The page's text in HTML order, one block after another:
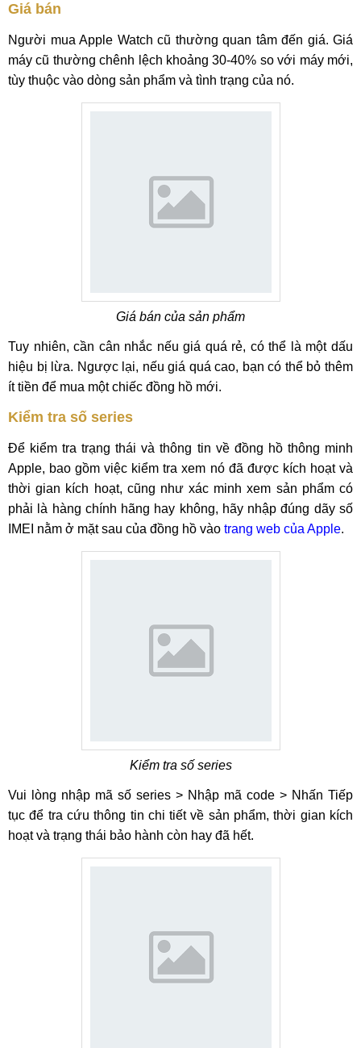
Giá bán
Người mua Apple Watch cũ thường quan tâm đến giá. Giá
máy cũ thường chênh lệch khoảng 30-40% so với máy mới,
tùy thuộc vào dòng sản phẩm và tình trạng của nó.
Giá bán của sản phẩm
Tuy nhiên, cần cân nhắc nếu giá quá rẻ, có thể là một dấu
hiệu bị lừa. Ngược lại, nếu giá quá cao, bạn có thể bỏ thêm
ít tiền để mua một chiếc đồng hồ mới.
Kiểm tra số series
Để kiểm tra trạng thái và thông tin về đồng hồ thông minh
Apple, bao gồm việc kiểm tra xem nó đã được kích hoạt và
thời gian kích hoạt, cũng như xác minh xem sản phẩm có
phải là hàng chính hãng hay không, hãy nhập đúng dãy số
IMEI nằm ở mặt sau của đồng hồ vào trang web của Apple.
Kiểm tra số series
Vui lòng nhập mã số series > Nhập mã code > Nhấn Tiếp
tục để tra cứu thông tin chi tiết về sản phẩm, thời gian kích
hoạt và trạng thái bảo hành còn hay đã hết.